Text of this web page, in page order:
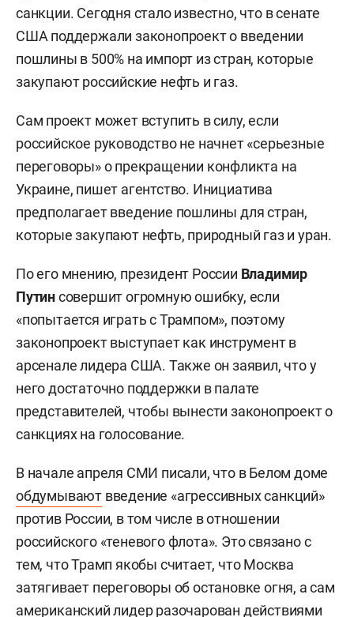
санкции. Сегодня стало известно, что в сенате
США поддержали законопроект о введении
пошлины в 500% на импорт из стран, которые
закупают российские нефть и газ.
Сам проект может вступить в силу, если
российское руководство не начнет «серьезные
переговоры» о прекращении конфликта на
Украине, пишет агентство. Инициатива
предполагает введение пошлины для стран,
которые закупают нефть, природный газ и уран.
По его мнению, президент России Владимир
Путинсовершит огромную ошибку, если
«попытается играть с Трампом», поэтому
законопроект выступает как инструмент в
арсенале лидера США. Также он заявил, что у
него достаточно поддержки в палате
представителей, чтобы вынести законопроект о
санкциях на голосование.
В начале апреля СМИ писали, что в Белом доме
обдумывают введение «агрессивных санкций»
против России, в том числе в отношении
российского «теневого флота». Это связано с
тем, что Трамп якобы считает, что Москва
затягивает переговоры об остановке огня, а сам
американский лидер разочарован действиями